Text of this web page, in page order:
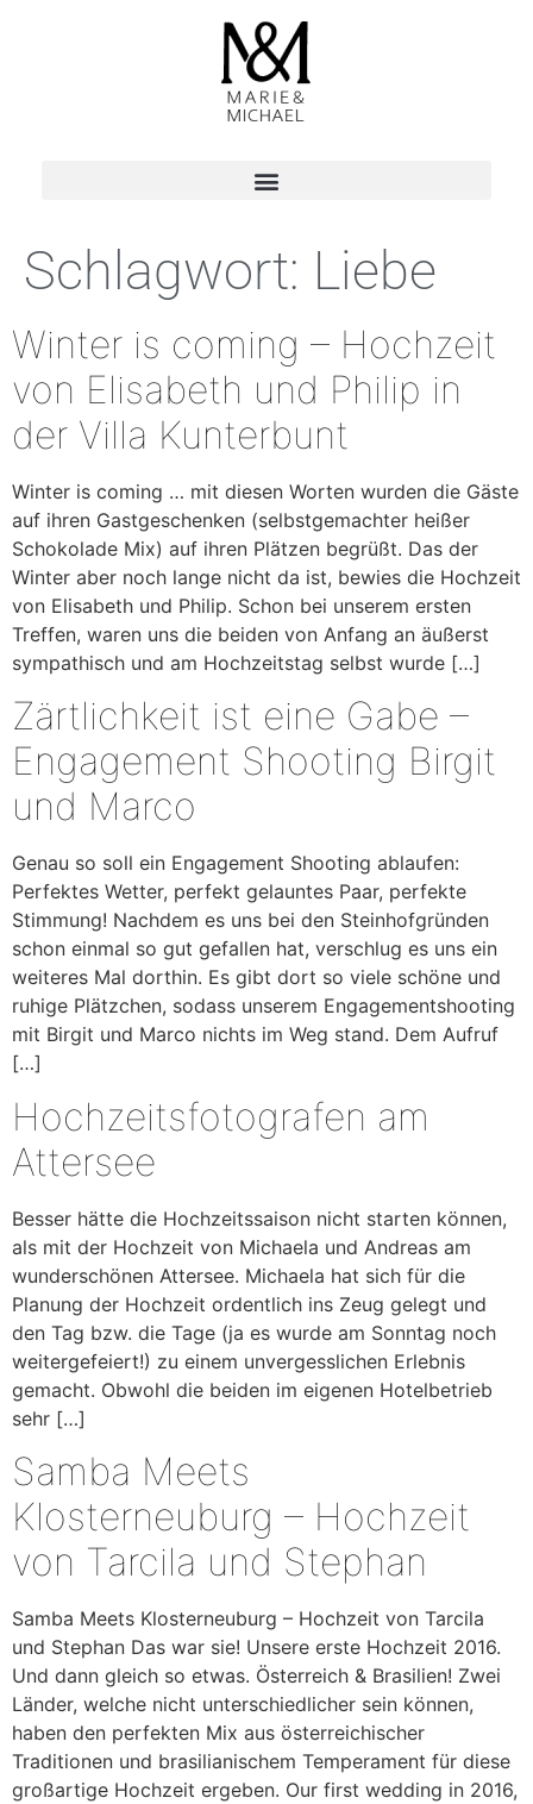
Schlagwort: Liebe
Winter is coming – Hochzeit
von Elisabeth und Philip in
der Villa Kunterbunt
Winter is coming … mit diesen Worten wurden die Gäste
auf ihren Gastgeschenken (selbstgemachter heißer
Schokolade Mix) auf ihren Plätzen begrüßt. Das der
Winter aber noch lange nicht da ist, bewies die Hochzeit
von Elisabeth und Philip. Schon bei unserem ersten
Treffen, waren uns die beiden von Anfang an äußerst
sympathisch und am Hochzeitstag selbst wurde […]
Zärtlichkeit ist eine Gabe –
Engagement Shooting Birgit
und Marco
Genau so soll ein Engagement Shooting ablaufen:
Perfektes Wetter, perfekt gelauntes Paar, perfekte
Stimmung! Nachdem es uns bei den Steinhofgründen
schon einmal so gut gefallen hat, verschlug es uns ein
weiteres Mal dorthin. Es gibt dort so viele schöne und
ruhige Plätzchen, sodass unserem Engagementshooting
mit Birgit und Marco nichts im Weg stand. Dem Aufruf
[…]
Hochzeitsfotografen am
Attersee
Besser hätte die Hochzeitssaison nicht starten können,
als mit der Hochzeit von Michaela und Andreas am
wunderschönen Attersee. Michaela hat sich für die
Planung der Hochzeit ordentlich ins Zeug gelegt und
den Tag bzw. die Tage (ja es wurde am Sonntag noch
weitergefeiert!) zu einem unvergesslichen Erlebnis
gemacht. Obwohl die beiden im eigenen Hotelbetrieb
sehr […]
Samba Meets
Klosterneuburg – Hochzeit
von Tarcila und Stephan
Samba Meets Klosterneuburg – Hochzeit von Tarcila
und Stephan Das war sie! Unsere erste Hochzeit 2016.
Und dann gleich so etwas. Österreich & Brasilien! Zwei
Länder, welche nicht unterschiedlicher sein können,
haben den perfekten Mix aus österreichischer
Traditionen und brasilianischem Temperament für diese
großartige Hochzeit ergeben. Our first wedding in 2016,